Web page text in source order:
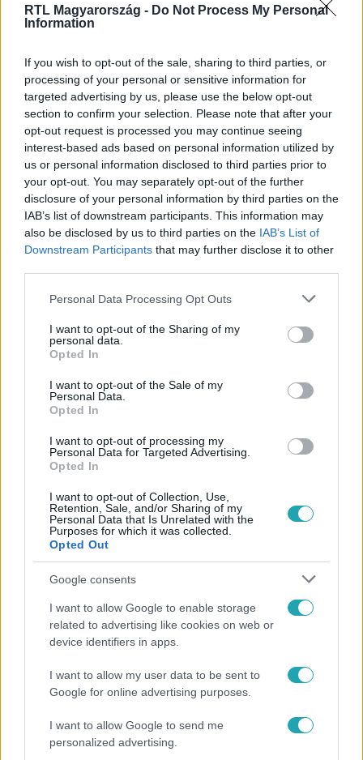
RTL Magyarország - Do Not Process My Personal
Information
If you wish to opt-out of the sale, sharing to third parties, or
processing of your personal or sensitive information for
targeted advertising by us, please use the below opt-out
section to confirm your selection. Please note that after your
opt-out request is processed you may continue seeing
interest-based ads based on personal information utilized by
us or personal information disclosed to third parties prior to
your opt-out. You may separately opt-out of the further
disclosure of your personal information by third parties on the
IAB’s list of downstream participants. This information may
also be disclosed by us to third parties on the IAB’s List of
Downstream Participants that may further disclose it to other
Please note that this website/app uses one or more Google
not limited to your visit or usage behaviour. You may click to
grant or deny consent to Google and its third-party tags to
use your data for below specified purposes in below Google
consent section.
Personal Data Processing Opt Outs
I want to opt-out of the Sharing of my
personal data.
Opted In
I want to opt-out of the Sale of my
Personal Data.
Opted In
I want to opt-out of processing my
Personal Data for Targeted Advertising.
Opted In
I want to opt-out of Collection, Use,
Retention, Sale, and/or Sharing of my
Personal Data that Is Unrelated with the
Purposes for which it was collected.
Opted Out
Google consents
I want to allow Google to enable storage
related to advertising like cookies on web or
device identifiers in apps.
I want to allow my user data to be sent to
Google for online advertising purposes.
I want to allow Google to send me
personalized advertising.
legyen a Google-találatokban!
Kövess minket, és értesülj a friss hírekről a
Facebookon is!
CELEBKLUB # # SZEXI LÁNYOK
ÉJJEL-NAPPAL BUDAPEST #SOROZAT RTLII
FÓKUSZ
Népszerű